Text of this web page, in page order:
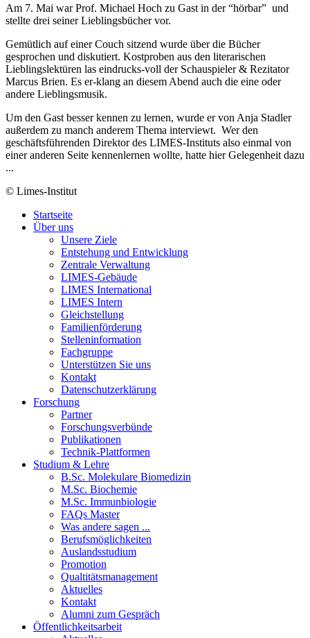
Am 7. Mai war Prof. Michael Hoch zu Gast in der “hörbar” und
stellte drei seiner Lieblingsbücher vor.
Gemütlich auf einer Couch sitzend wurde über die Bücher
gesprochen und diskutiert. Kostproben aus den literarischen
Lieblingslektüren las eindrucks-voll der Schauspieler & Rezitator
Marcus Brien. Es er-klang an diesem Abend auch die eine oder
andere Lieblingsmusik.
Um den Gast besser kennen zu lernen, wurde er von Anja Stadler
außerdem zu manch anderem Thema interviewt. Wer den
geschäftsführenden Direktor des LIMES-Instituts also einmal von
einer anderen Seite kennenlernen wollte, hatte hier Gelegenheit dazu
...
© Limes-Institut
Startseite
Über uns
Unsere Ziele
Entstehung und Entwicklung
Zentrale Verwaltung
LIMES-Gebäude
LIMES International
LIMES Intern
Gleichstellung
Familienförderung
Stelleninformation
Fachgruppe
Unterstützen Sie uns
Kontakt
Datenschutzerklärung
Forschung
Partner
Forschungsverbünde
Publikationen
Technik-Plattformen
Studium & Lehre
B.Sc. Molekulare Biomedizin
M.Sc. Biochemie
M.Sc. Immunbiologie
FAQs Master
Was andere sagen ...
Berufsmöglichkeiten
Auslandsstudium
Promotion
Qualtitätsmanagement
Aktuelles
Kontakt
Alumni zum Gespräch
Öffentlichkeitsarbeit